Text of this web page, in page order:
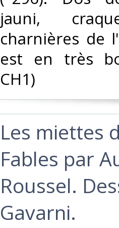
jauni,
charnières de
est en très
CH1) ‎
‎Les miettes
Fables par
Roussel.
Gavarni.‎